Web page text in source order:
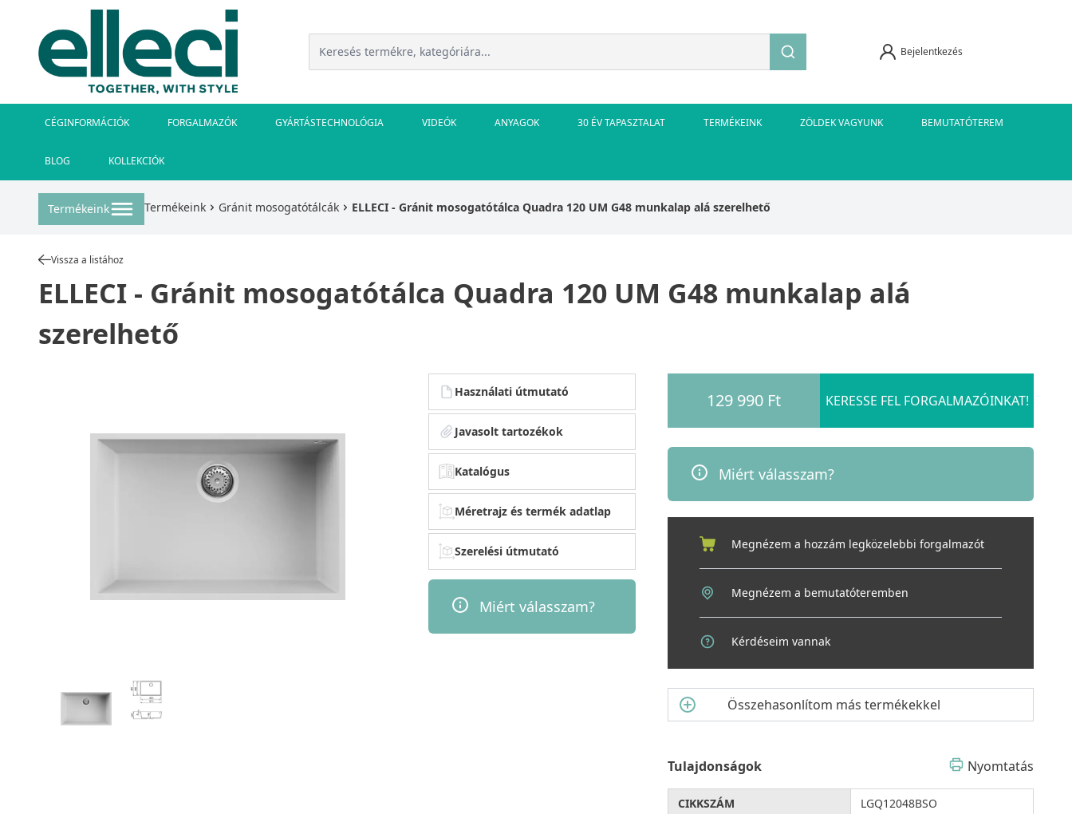
Bejelentkezés
CÉGINFORMÁCIÓK FORGALMAZÓK GYÁRTÁSTECHNOLÓGIA VIDEÓK ANYAGOK 30 ÉV TAPASZTALAT TERMÉKEINK ZÖLDEK VAGYUNK BEMUTATÓTEREM
BLOG KOLLEKCIÓK
Termékeink Termékeink Gránit mosogatótálcák ELLECI - Gránit mosogatótálca Quadra 120 UM G48 munkalap alá szerelhető
Vissza a listához
ELLECI - Gránit mosogatótálca Quadra 120 UM G48 munkalap alá
szerelhető
Használati útmutató
Javasolt tartozékok
Katalógus
Méretrajz és termék adatlap
Szerelési útmutató
Miért válasszam?
129 990 Ft KERESSE FEL FORGALMAZÓINKAT!
Miért válasszam?
Megnézem a hozzám legközelebbi forgalmazót
Megnézem a bemutatóteremben
Kérdéseim vannak
Összehasonlítom más termékekkel
Tulajdonságok Nyomtatás
CIKKSZÁM
LGQ12048BSO